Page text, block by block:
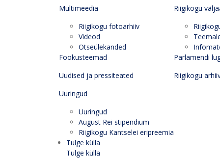
Multimeedia
Riigikogu fotoarhiiv
Videod
Otseülekanded
Fookusteemad
Uudised ja pressiteated
Uuringud
Uuringud
August Rei stipendium
Riigikogu Kantselei eripreemia
Riigikogu
Parlamendi
Riigikogu
Tulge külla
Tulge külla